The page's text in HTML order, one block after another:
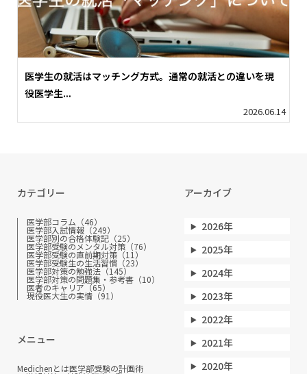
医学生の就活はマッチング方式。通常の就活との違いを現
役医学生...
2026.06.14
カテゴリー
医学部コラム（46）
医学部入試情報（249）
医学部別の合格体験記（25）
医学部受験のメンタル対策（76）
医学部受験の直前期対策（11）
医学部受験生の生活習慣（23）
医学部対策の勉強法（145）
医学部対策の問題集・参考書（10）
医者のキャリア（65）
現役医大生の実情（91）
メニュー
Medichenとは医学部受験の計画術
アーカイブ
2026年
2025年
2024年
2023年
2022年
2021年
2020年